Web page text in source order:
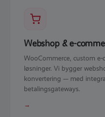
Webshop & e-
WooCommerce, custom e-
løsninger. Vi bygger
konvertering — med
betalingsgateways.
→